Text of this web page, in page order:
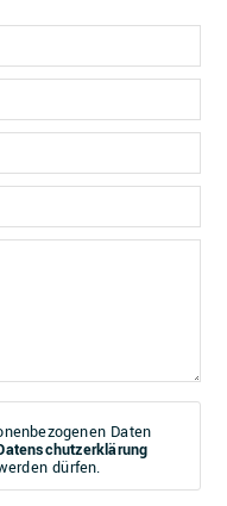
Daten
dürfen.